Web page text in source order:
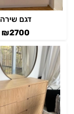
דגם שירה
₪2700